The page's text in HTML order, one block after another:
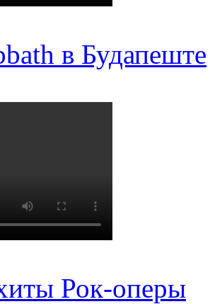
в Будапеште
Рок-оперы